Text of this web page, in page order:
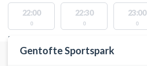
22:00
0
22:30
0
23:00
0
FACILITIES WITH AVAILABLE ACTIVITIES
Gentofte Sportspark